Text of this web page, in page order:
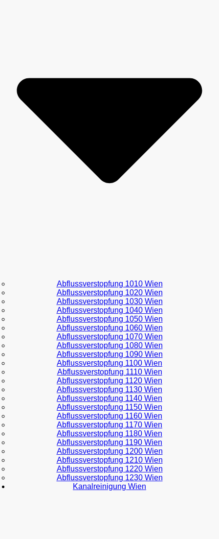
Abflussverstopfung 1010 Wien
Abflussverstopfung 1020 Wien
Abflussverstopfung 1030 Wien
Abflussverstopfung 1040 Wien
Abflussverstopfung 1050 Wien
Abflussverstopfung 1060 Wien
Abflussverstopfung 1070 Wien
Abflussverstopfung 1080 Wien
Abflussverstopfung 1090 Wien
Abflussverstopfung 1100 Wien
Abflussverstopfung 1110 Wien
Abflussverstopfung 1120 Wien
Abflussverstopfung 1130 Wien
Abflussverstopfung 1140 Wien
Abflussverstopfung 1150 Wien
Abflussverstopfung 1160 Wien
Abflussverstopfung 1170 Wien
Abflussverstopfung 1180 Wien
Abflussverstopfung 1190 Wien
Abflussverstopfung 1200 Wien
Abflussverstopfung 1210 Wien
Abflussverstopfung 1220 Wien
Abflussverstopfung 1230 Wien
Kanalreinigung Wien